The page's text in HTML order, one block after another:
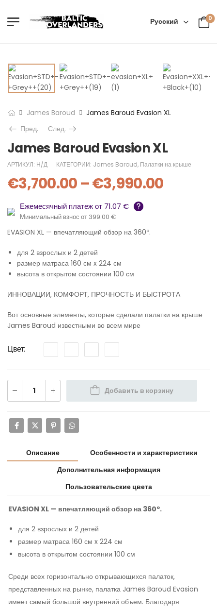
Русский 0
James Baroud
James Baroud Evasion XL
Пред.
След.
James Baroud Evasion XL
АРТИКУЛ: Н/Д КАТЕГОРИИ: James Baroud, Палатки на крыше
€3,700.00–€3,990.00
Ежемесячный платеж от 71.07 €
Минимальный взнос от 399.00 €
EVASION XL — впечатляющий обзор на 360º.
для 2 взрослых и 2 детей
размер матраса 160 см x 224 см
высота в открытом состоянии 100 см
ИННОВАЦИИ, КОМФОРТ, ПРОЧНОСТЬ И БЫСТРОТА
Вот основные элементы, которые сделали палатки на крыше
James Baroud известными во всем мире
Цвет
Добавить в корзину
Описание
Особенности и характеристики
Дополнительная информация
Пользовательские цвета
EVASION XL — впечатляющий обзор на 360º.
для 2 взрослых и 2 детей
размер матраса 160 см x 224 см
высота в открытом состоянии 100 см
Среди всех горизонтально открывающихся палаток,
представленных на рынке, палатка James Baroud Evasion
имеет самый большой внутренний объем. Благодаря